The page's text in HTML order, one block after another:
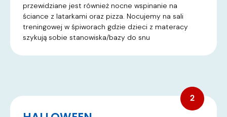
przewidziane jest również nocne wspinanie na
ściance z latarkami oraz pizza. Nocujemy na sali
treningowej w śpiworach gdzie dzieci z materacy
szykują sobie stanowiska/bazy do snu